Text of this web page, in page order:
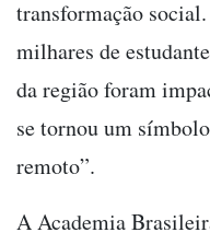
transformação
milhares de
da região foram
se tornou um
remoto”.
A Academia